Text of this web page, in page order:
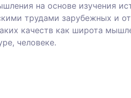
на основе изучения
трудами зарубежных и
качеств как широта
человеке.